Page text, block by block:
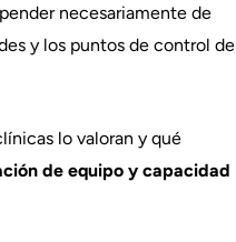
necesariamente de
y los puntos de control de
lo valoran y qué
de equipo y capacidad